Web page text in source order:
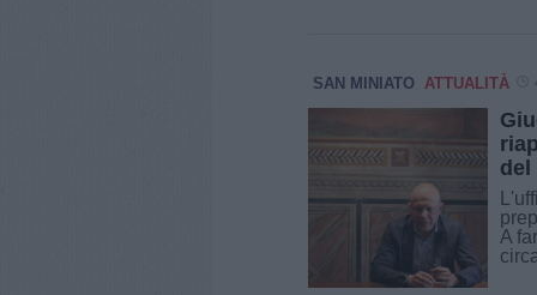
SAN MINIATO ATTUALITÀ
del
A